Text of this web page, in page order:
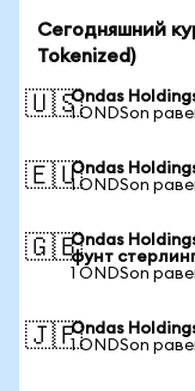
Сегодняшний
Tokenized)
🇺🇸Ondas
1 ONDSon
🇪🇺Ondas
1 ONDSon
🇬🇧Ondas
фунт
1 ONDSon
🇯🇵Ondas
1 ONDSon